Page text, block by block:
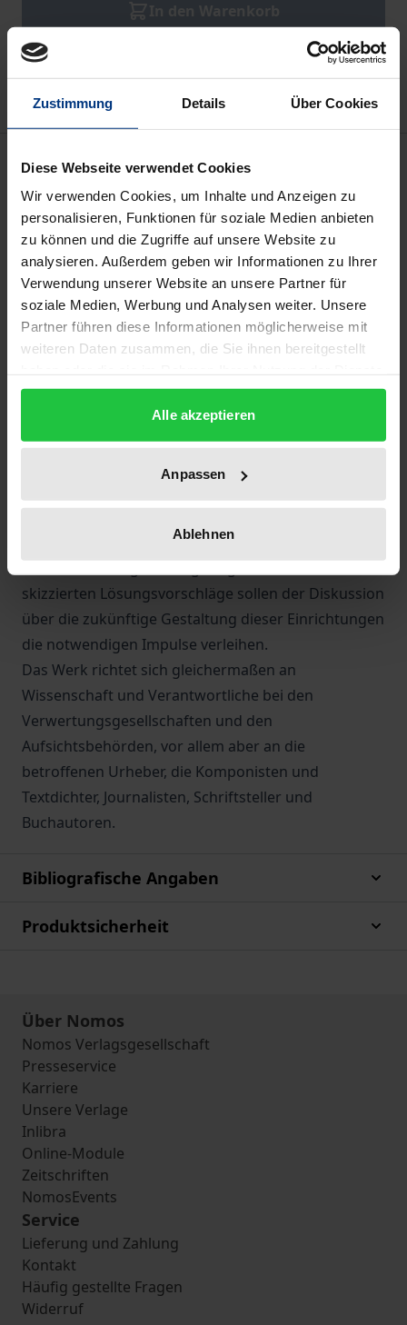
Zustimmung Details Über Cookies
Diese Webseite verwendet Cookies
Wir verwenden Cookies, um Inhalte und Anzeigen zu
personalisieren, Funktionen für soziale Medien anbieten
zu können und die Zugriffe auf unsere Website zu
analysieren. Außerdem geben wir Informationen zu Ihrer
Verwendung unserer Website an unsere Partner für
soziale Medien, Werbung und Analysen weiter. Unsere
Partner führen diese Informationen möglicherweise mit
weiteren Daten zusammen, die Sie ihnen bereitgestellt
gesammelt haben.
Alle akzeptieren
Anpassen
Ablehnen
In den Warenkorb
Zur Wunschliste hinzufügen
Hinweise zu Versandkosten
Beschreibung
Die Verwertungsgesellschaften behalten
automatisch einen nicht unerheblichen Teil der den
Urhebern zustehenden Erträge aus der Verwertung
ihrer Werke ein. Die aus den Tantiemen der Urheber
finanzierten und für soziale und kulturelle Zwecke
verwendeten Mittel betrugen 1991 allein bei GEMA
Monographie geht der Frage nach, inwieweit dieser
Zwangsabzug mit dem ausschließlichen Recht des
Urhebers vereinbar ist und ob Erträge, die eigentlich
individuell zu verteilen sind, in unzulässiger Weise
Verteilungspraxis bei GEMA und VG Wort, deren
skizzierten Lösungsvorschläge sollen der Diskussion
über die zukünftige Gestaltung dieser Einrichtungen
die notwendigen Impulse verleihen.
Das Werk richtet sich gleichermaßen an
Wissenschaft und Verantwortliche bei den
Verwertungsgesellschaften und den
Aufsichtsbehörden, vor allem aber an die
betroffenen Urheber, die Komponisten und
Textdichter, Journalisten, Schriftsteller und
Buchautoren.
Bibliografische Angaben
Produktsicherheit
Über Nomos
Nomos Verlagsgesellschaft
Presseservice
Karriere
Unsere Verlage
Inlibra
Online-Module
Zeitschriften
NomosEvents
Service
Lieferung und Zahlung
Kontakt
Häufig gestellte Fragen
Widerruf